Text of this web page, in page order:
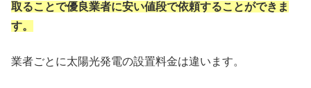
取ることで優良業者に安い値段で依頼することができま
す。
業者ごとに太陽光発電の設置料金は違います。